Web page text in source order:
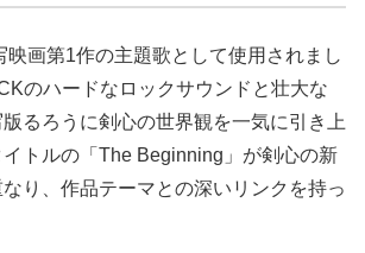
映画第1作の主題歌として使用されまし
のハードなロックサウンドと壮大な
るろうに剣心の世界観を一気に引き上
トルの「The Beginning」が剣心の新
り、作品テーマとの深いリンクを持っ